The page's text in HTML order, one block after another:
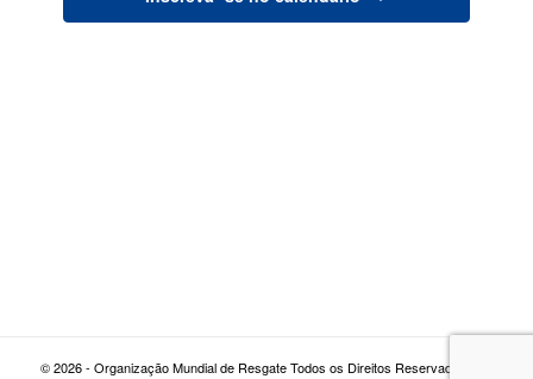
© 2026 - Organização Mundial de Resgate Todos os Direitos Reservados |